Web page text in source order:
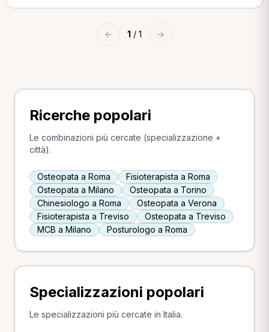
← 1 / 1 →
Ricerche popolari
Le combinazioni più cercate (specializzazione +
città).
Osteopata a Roma
Fisioterapista a Roma
Osteopata a Milano
Osteopata a Torino
Chinesiologo a Roma
Osteopata a Verona
Fisioterapista a Treviso
Osteopata a Treviso
MCB a Milano
Posturologo a Roma
Specializzazioni popolari
Le specializzazioni più cercate in Italia.